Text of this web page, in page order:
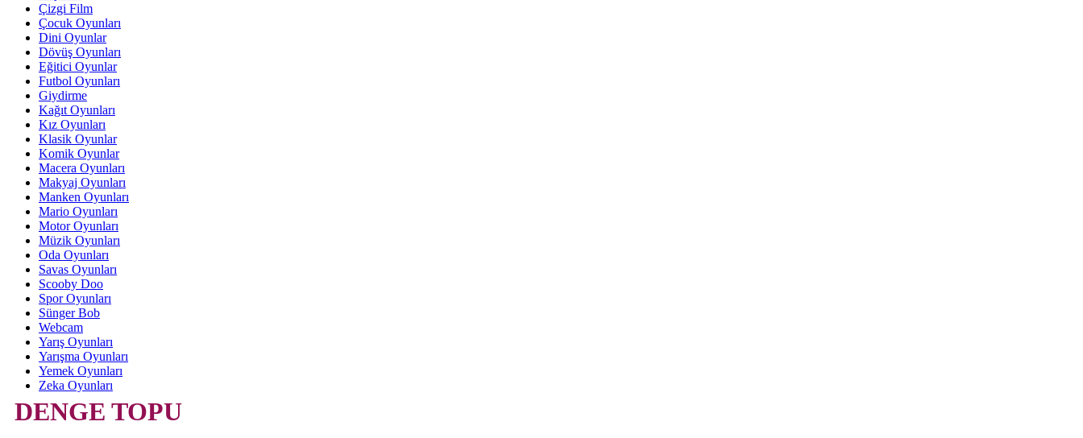
Çizgi Film
Çocuk Oyunları
Dini Oyunlar
Dövüş Oyunları
Eğitici Oyunlar
Futbol Oyunları
Giydirme
Kağıt Oyunları
Kız Oyunları
Klasik Oyunlar
Komik Oyunlar
Macera Oyunları
Makyaj Oyunları
Manken Oyunları
Mario Oyunları
Motor Oyunları
Müzik Oyunları
Oda Oyunları
Savas Oyunları
Scooby Doo
Spor Oyunları
Sünger Bob
Webcam
Yarış Oyunları
Yarışma Oyunları
Yemek Oyunları
Zeka Oyunları
DENGE TOPU